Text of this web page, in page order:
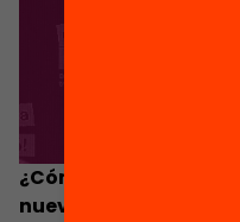
¿Cómo hacer
nuevas